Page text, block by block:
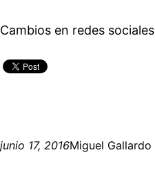
Cambios en redes sociales
junio 17, 2016Miguel Gallardo